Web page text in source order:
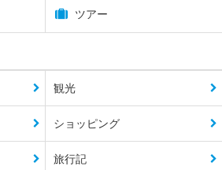
ツアー
観光
ショッピング
旅行記